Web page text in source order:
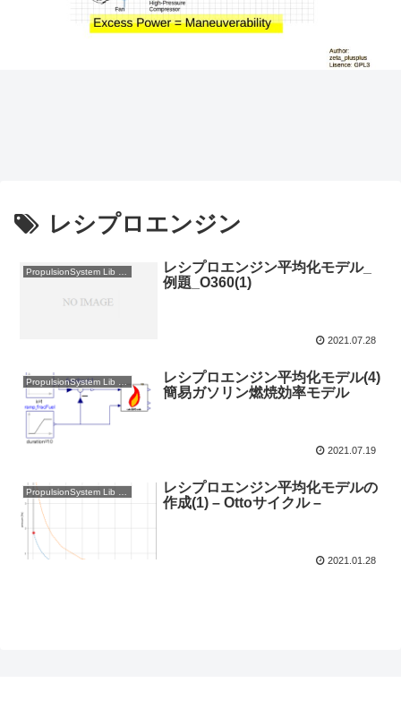
レシプロエンジン
レシプロエンジン平均化モデル_
例題_O360(1)
2021.07.28
レシプロエンジン平均化モデル(4)
簡易ガソリン燃焼効率モデル
2021.07.19
レシプロエンジン平均化モデルの
作成(1) – Ottoサイクル –
2021.01.28